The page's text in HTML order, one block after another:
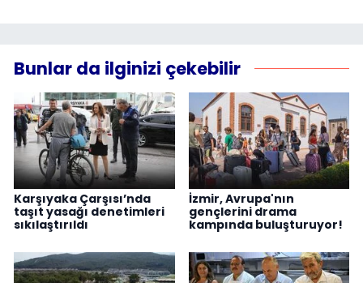
Bunlar da ilginizi çekebilir
Karşıyaka Çarşısı’nda
taşıt yasağı denetimleri
sıkılaştırıldı
İzmir, Avrupa'nın
gençlerini drama
kampında buluşturuyor!